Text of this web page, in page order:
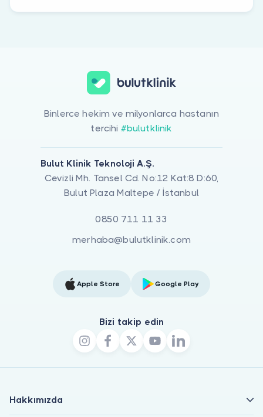
Binlerce hekim ve milyonlarca hastanın
tercihi #bulutklinik
Bulut Klinik Teknoloji A.Ş.
Cevizli Mh. Tansel Cd. No:12 Kat:8 D:60,
Bulut Plaza Maltepe / İstanbul
0850 711 11 33
merhaba@bulutklinik.com
Apple Store Google Play
Bizi takip edin
Hakkımızda